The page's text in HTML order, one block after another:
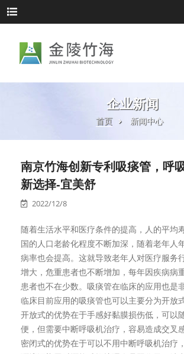
企业新闻
首页 新闻中心
南京竹海创新专利吸痰管，呼
新选择-宜美舒
2022/12/8
随着生活水平和医疗条件的提高，人的平均
国的人口老龄化程度不断加深，随着老年人
病率也会提高。这就导致老年人对医疗服务
增大，危重患者也不断增加，每年因疾病病
患者也不在少数。吸痰管在临床的应用也是
临床目前应用的吸痰管也可以主要分为开放
开放式的优势在于手感好黏膜损伤低，可以
便，但需要中断呼吸机治疗，容易造成交叉
密闭式的优势在于可以不用中断呼吸机治疗